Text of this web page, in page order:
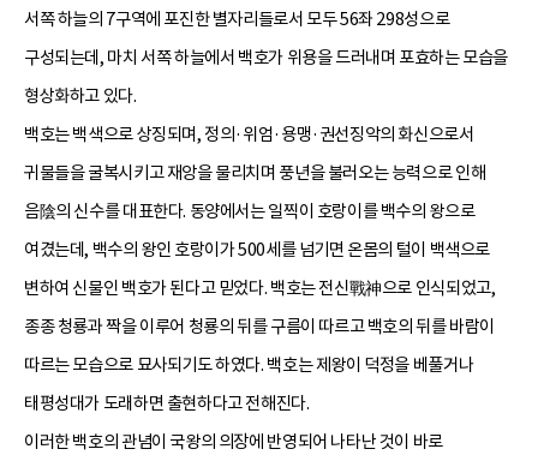
서쪽 하늘의 7구역에 포진한 별자리들로서 모두 56좌 298성으로
구성되는데, 마치 서쪽 하늘에서 백호가 위용을 드러내며 포효하는 모습을
형상화하고 있다.
백호는 백색으로 상징되며, 정의·위엄·용맹·권선징악의 화신으로서
귀물들을 굴복시키고 재앙을 물리치며 풍년을 불러오는 능력으로 인해
음陰의 신수를 대표한다. 동양에서는 일찍이 호랑이를 백수의 왕으로
여겼는데, 백수의 왕인 호랑이가 500세를 넘기면 온몸의 털이 백색으로
변하여 신물인 백호가 된다고 믿었다. 백호는 전신戰神으로 인식되었고,
종종 청룡과 짝을 이루어 청룡의 뒤를 구름이 따르고 백호의 뒤를 바람이
따르는 모습으로 묘사되기도 하였다. 백호는 제왕이 덕정을 베풀거나
태평성대가 도래하면 출현하다고 전해진다.
이러한 백호의 관념이 국왕의 의장에 반영되어 나타난 것이 바로